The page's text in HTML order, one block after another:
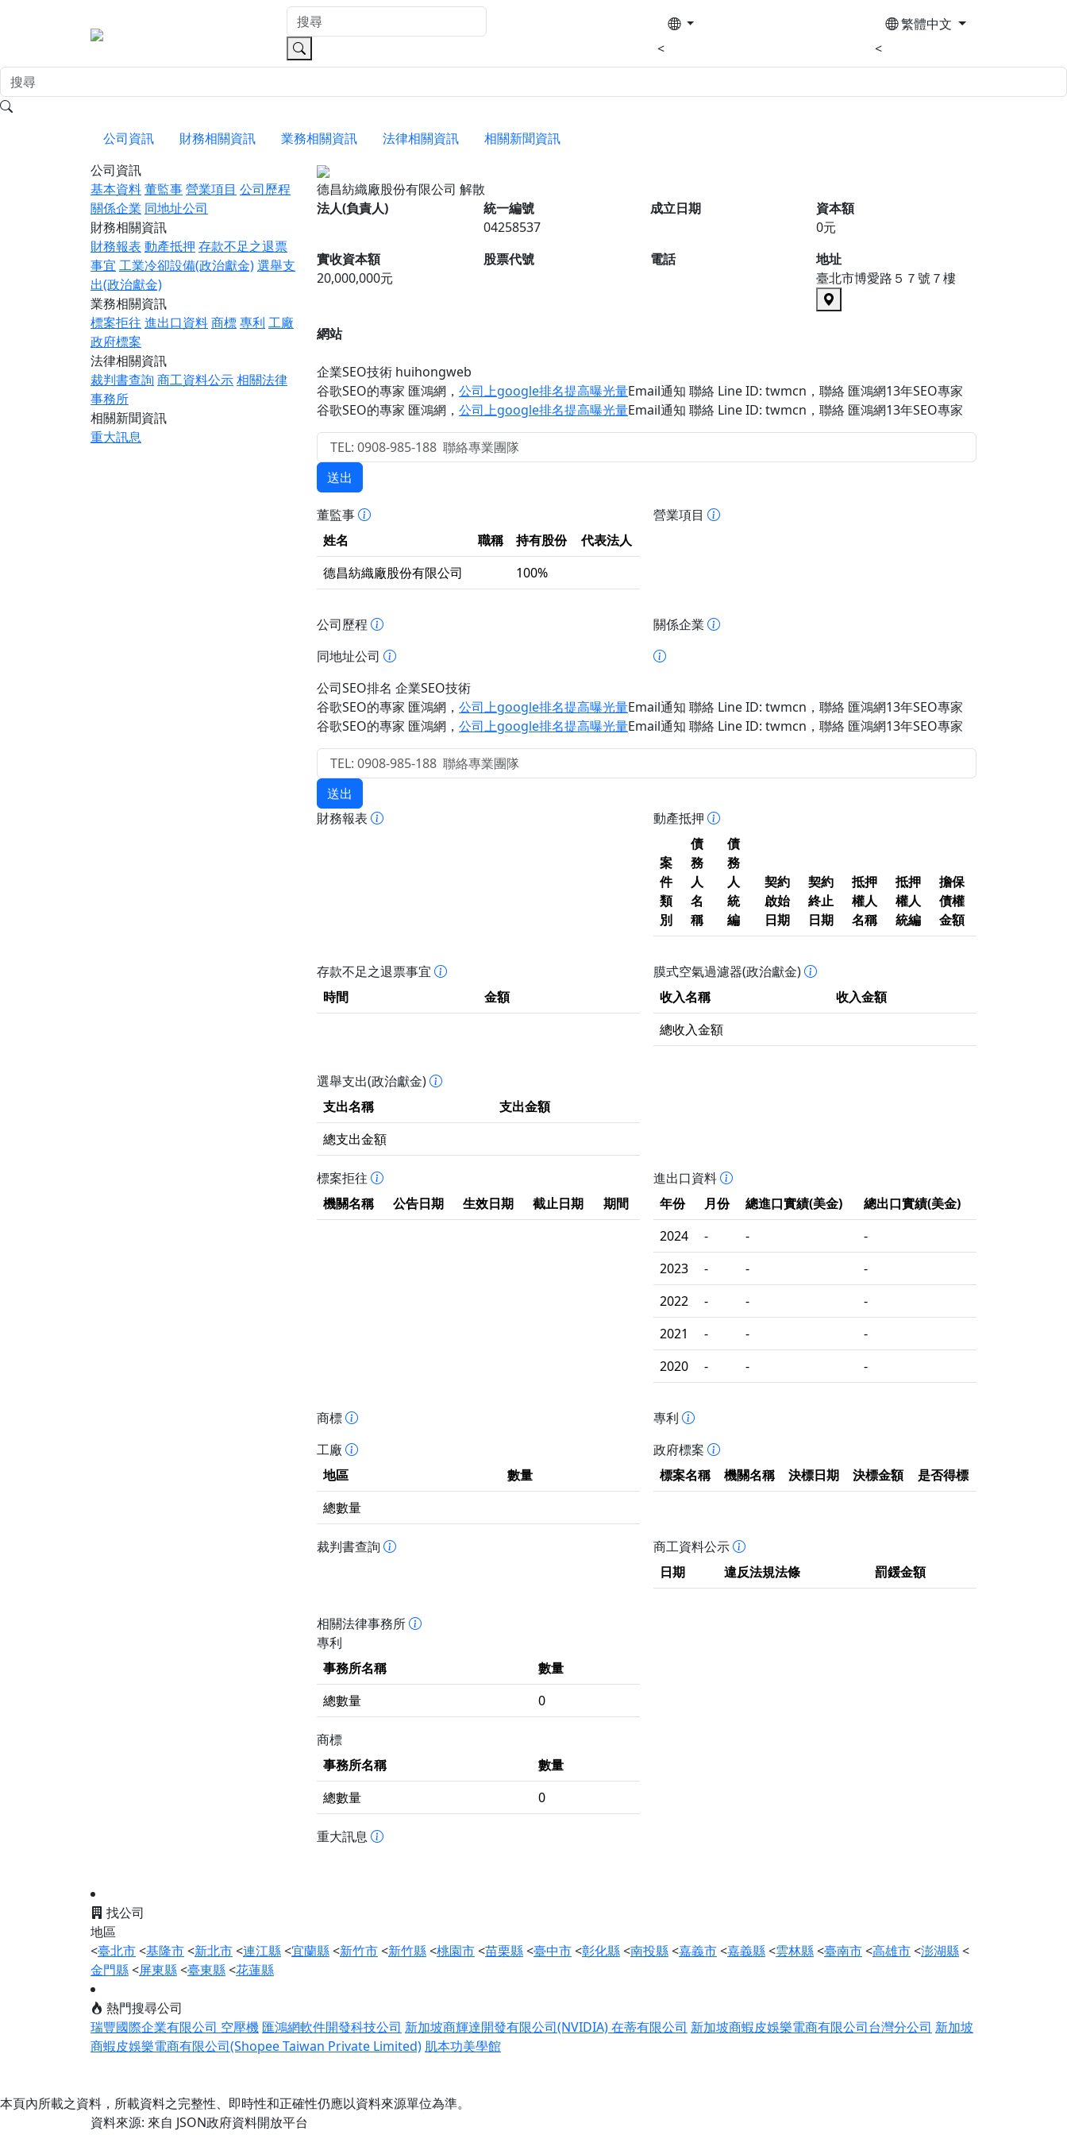
<
繁體中文
<
公司資訊 財務相關資訊 業務相關資訊 法律相關資訊
相關新聞資訊
公司資訊
基本資料董監事營業項目 公司歷程
關係企業 同地址公司
財務相關資訊
財務報表 動產抵押 存款不足之退票
事宜 工業冷卻設備(政治獻金)選舉支
出(政治獻金)
業務相關資訊
標案拒往 進出口資料商標專利 工廠
政府標案
法律相關資訊
裁判書查詢 商工資料公示相關法律
事務所
相關新聞資訊
重大訊息
德昌紡織廠股份有限公司 解散
法人(負責人)
統一編號
04258537
成立日期
資本額
0元
實收資本額
20,000,000元
股票代號 電話
地址
臺北市博愛路５７號７樓
網站
企業SEO技術 huihongweb
谷歌SEO的專家 匯鴻網 ， 公司上google排名提高曝光量Email通知 聯絡 Line ID: twmcn ，聯絡 匯鴻網13年SEO專家
谷歌SEO的專家 匯鴻網 ， 公司上google排名提高曝光量Email通知 聯絡 Line ID: twmcn ，聯絡 匯鴻網13年SEO專家
送出
董監事
姓名
職稱 持有股份
代表法人
德昌紡織廠股份有限公司
100%
營業項目
公司歷程
關係企業
同地址公司
公司SEO排名 企業SEO技術
谷歌SEO的專家 匯鴻網 ， 公司上google排名提高曝光量Email通知 聯絡 Line ID: twmcn ，聯絡 匯鴻網13年SEO專家
谷歌SEO的專家 匯鴻網 ， 公司上google排名提高曝光量Email通知 聯絡 Line ID: twmcn ，聯絡 匯鴻網13年SEO專家
送出
財務報表
動產抵押
案
件
類
別
債
務
人
名
稱
債
務
人
統
編
契約
啟始
日期
契約
終止
日期
抵押
權人
名稱
抵押
權人
統編
擔保
債權
金額
存款不足之退票事宜
時間
金額
膜式空氣過濾器(政治獻金)
收入名稱
收入金額
總收入金額
選舉支出(政治獻金)
支出名稱
支出金額
總支出金額
標案拒往
機關名稱
公告日期 生效日期 截止日期 期間
進出口資料
年份
月份 總進口實績(美金)
總出口實績(美金)
2024
- -
-
2023
- -
-
2022
- -
-
2021
- -
-
2020
- - -
商標
專利
工廠
地區
數量
總數量
政府標案
標案名稱
機關名稱 決標日期 決標金額 是否得標
裁判書查詢
商工資料公示
日期
違反法規法條 罰鍰金額
相關法律事務所
專利
事務所名稱
數量
總數量
0
商標
事務所名稱
數量
總數量
0
重大訊息
找公司
地區
<臺北市<基隆市<新北市<連江縣<宜蘭縣<新竹市<新竹縣<桃園市<苗栗縣<臺中市<彰化縣<南投縣<嘉義市<嘉義縣<雲林縣<臺南市<高雄市<澎湖縣<
金門縣<屏東縣<臺東縣<花蓮縣
熱門搜尋公司
瑞豐國際企業有限公司 空壓機 匯鴻網軟件開發科技公司 新加坡商輝達開發有限公司(NVIDIA)在蒂有限公司 新加坡商蝦皮娛樂電商有限公司台灣分公司 新加坡
商蝦皮娛樂電商有限公司(Shopee Taiwan Private Limited) 肌本功美學館
本頁內所載之資料，所載資料之完整性、即時性和正確性仍應以資料來源單位為準。
資料來源: 來自 JSON政府資料開放平台